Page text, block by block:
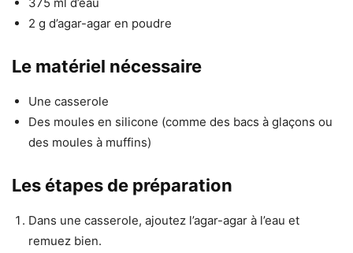
375 ml d’eau
2 g d’agar-agar en poudre
Le matériel nécessaire
Une casserole
Des moules en silicone (comme des bacs à glaçons ou
des moules à muffins)
Les étapes de préparation
Dans une casserole, ajoutez l’agar-agar à l’eau et
remuez bien.